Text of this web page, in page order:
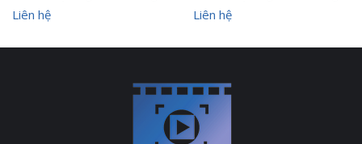
Liên hệ Liên hệ